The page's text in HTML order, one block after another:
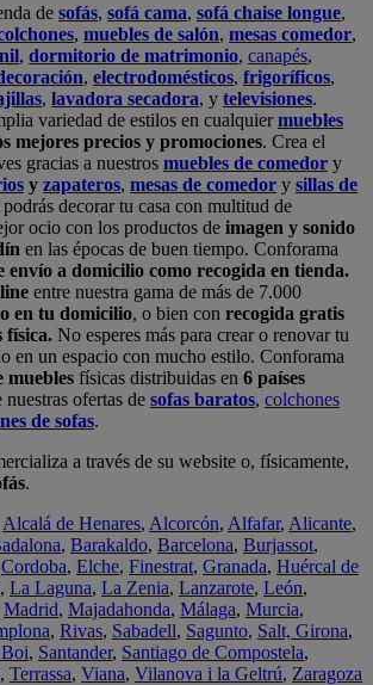
de sofás, sofá cama, sofá chaise longue,
, muebles de salón, mesas comedor,
, dormitorio de matrimonio, canapés,
, electrodomésticos, frigoríficos,
, lavadora secadora, y televisiones.
variedad de estilos en cualquiermuebles
mejores precios y promociones. Crea el
gracias a nuestros muebles de comedor y
y zapateros, mesas de comedor y sillas de
decorar tu casa con multitud de
ocio con los productos de imagen y sonido
en las épocas de buen tiempo. Conforama
envío a domicilio como recogida en tienda.
entre nuestra gama de más de 7.000
en tu domicilio, o bien con recogida gratis
física. No esperes más para crear o renovar tu
en un espacio con mucho estilo. Conforama
muebles físicas distribuidas en 6 países
ofertas de sofas baratos, colchones
de sofas.
a través de su website o, físicamente,
.
Alcalá de Henares, Alcorcón, Alfafar, Alicante,
, Barakaldo, Barcelona, Burjassot,
Cordoba, Elche, Finestrat, Granada, Huércal de
, La Laguna, La Zenia, Lanzarote, León,
Madrid, Majadahonda, Málaga, Murcia,
, Rivas, Sabadell, Sagunto, Salt, Girona,
, Santander, Santiago de Compostela,
, Terrassa, Viana, Vilanova i la Geltrú, Zaragoza